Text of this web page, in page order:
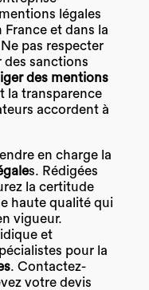
légales
et dans la
pas respecter
des sanctions
des mentions
la transparence
accordent à
en charge la
s. Rédigées
la certitude
haute qualité qui
vigueur.
et
pour la
. Contactez-
votre devis